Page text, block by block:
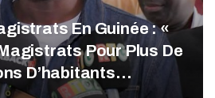
En Guinée : «
Pour Plus De
D’habitants…